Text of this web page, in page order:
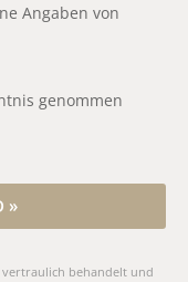
Angaben von
genommen
»
behandelt und